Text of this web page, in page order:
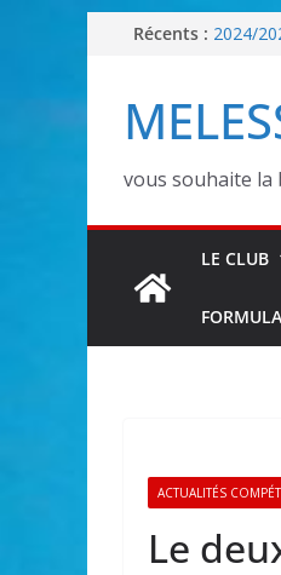
PasserRécents : 2024/
2025/
2025/
vous souhaite la
LE CLUB
ACTUALITÉS
Le